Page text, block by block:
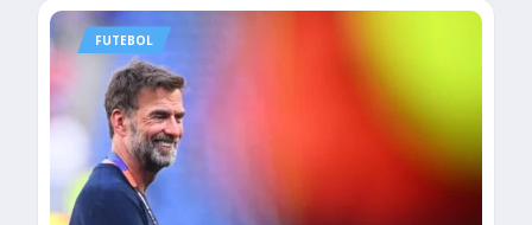
FUTEBOL